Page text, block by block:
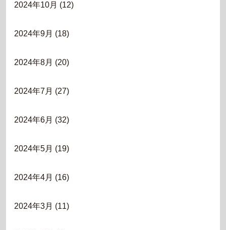
2024年10月 (12)
2024年9月 (18)
2024年8月 (20)
2024年7月 (27)
2024年6月 (32)
2024年5月 (19)
2024年4月 (16)
2024年3月 (11)